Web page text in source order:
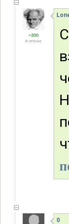
+890
В отпуске
0